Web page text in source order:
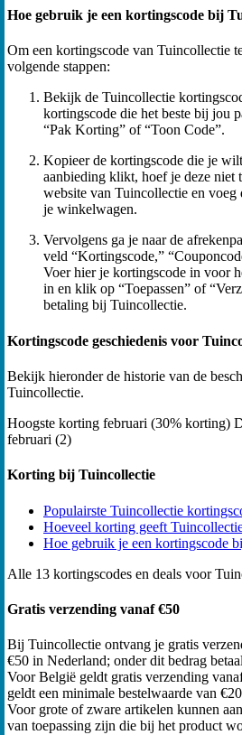
Hoe gebruik je een kortingscode bij
Om een kortingscode van Tuincollectie
volgende stappen:
Bekijk de Tuincollectie
kortingscode die het beste bij jou
“Pak Korting” of “Toon Code”.
Kopieer de kortingscode die je
aanbieding klikt, hoef je deze niet
website van Tuincollectie en voeg
je winkelwagen.
Vervolgens ga je naar de
veld “Kortingscode,”
Voer hier je kortingscode in voor
in en klik op “Toepassen” of
betaling bij Tuincollectie.
Kortingscode geschiedenis voor
Bekijk hieronder de historie van de
Tuincollectie.
Hoogste korting februari (30% korting)
februari (2)
Korting bij Tuincollectie
Populairste Tuincollectie
Hoeveel korting geeft
Hoe gebruik je een kortingscode
Alle 13 kortingscodes en deals voor
Gratis verzending vanaf €50
Bij Tuincollectie ontvang je gratis
€50 in Nederland; onder dit bedrag
Voor België geldt gratis verzending
geldt een minimale bestelwaarde van
Voor grote of zware artikelen kunnen
van toepassing zijn die bij het product